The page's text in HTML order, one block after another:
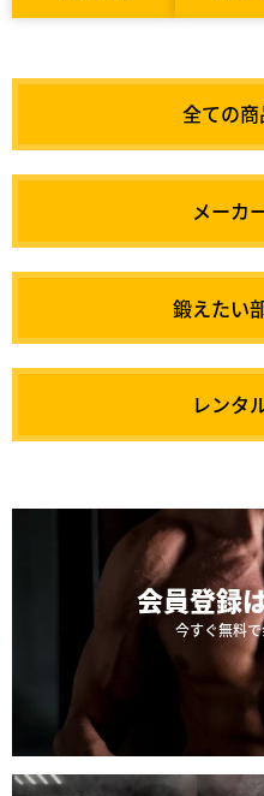
全ての
メーカ
鍛えたい
レンタ
会員登録
今すぐ無料